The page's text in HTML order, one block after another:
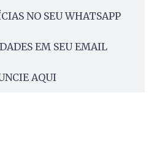
NO SEU WHATSAPP
EM SEU EMAIL
AQUI